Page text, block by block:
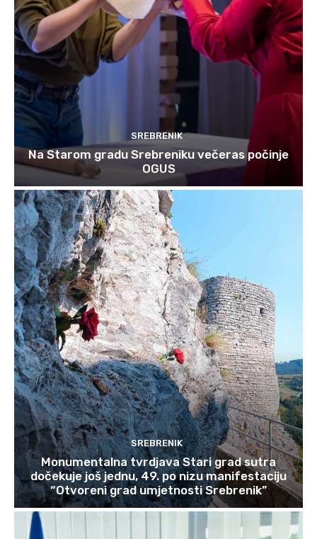
SREBRENIK
Na Starom gradu Srebreniku večeras počinje
OGUS
SREBRENIK
Monumentalna tvrdjava Stari grad sutra
dočekuje još jednu, 49. po nizu manifestaciju
“Otvoreni grad umjetnosti Srebrenik”